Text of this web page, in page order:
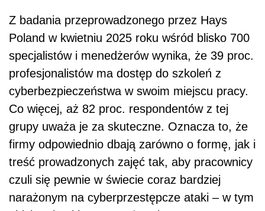
Z badania przeprowadzonego przez Hays
Poland w kwietniu 2025 roku wśród blisko 700
specjalistów i menedżerów wynika, że 39 proc.
profesjonalistów ma dostęp do szkoleń z
cyberbezpieczeństwa w swoim miejscu pracy.
Co więcej, aż 82 proc. respondentów z tej
grupy uważa je za skuteczne. Oznacza to, że
firmy odpowiednio dbają zarówno o formę, jak i
treść prowadzonych zajęć tak, aby pracownicy
czuli się pewnie w świecie coraz bardziej
narażonym na cyberprzestępcze ataki – w tym